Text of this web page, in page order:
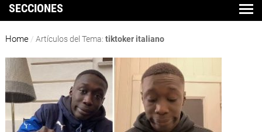
SECCIONES
Home / Artículos del Tema: tiktoker italiano